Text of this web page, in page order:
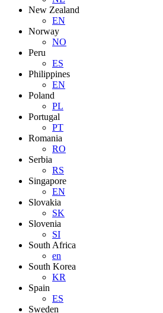
New Zealand
EN
Norway
NO
Peru
ES
Philippines
EN
Poland
PL
Portugal
PT
Romania
RO
Serbia
RS
Singapore
EN
Slovakia
SK
Slovenia
SI
South Africa
en
South Korea
KR
Spain
ES
Sweden